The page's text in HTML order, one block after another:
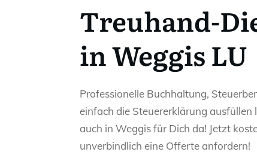
Treuhand-
in Weggis LU
Professionelle Buchhaltung,
einfach die Steuererklärung ausfüllen
auch in Weggis für Dich da! Jetzt
unverbindlich eine Offerte anfordern!